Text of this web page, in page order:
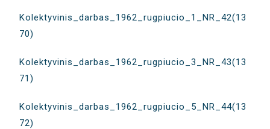
Kolektyvinis_darbas_1962_rugpiucio_1_NR_42(13
70)
Kolektyvinis_darbas_1962_rugpiucio_3_NR_43(13
71)
Kolektyvinis_darbas_1962_rugpiucio_5_NR_44(13
72)